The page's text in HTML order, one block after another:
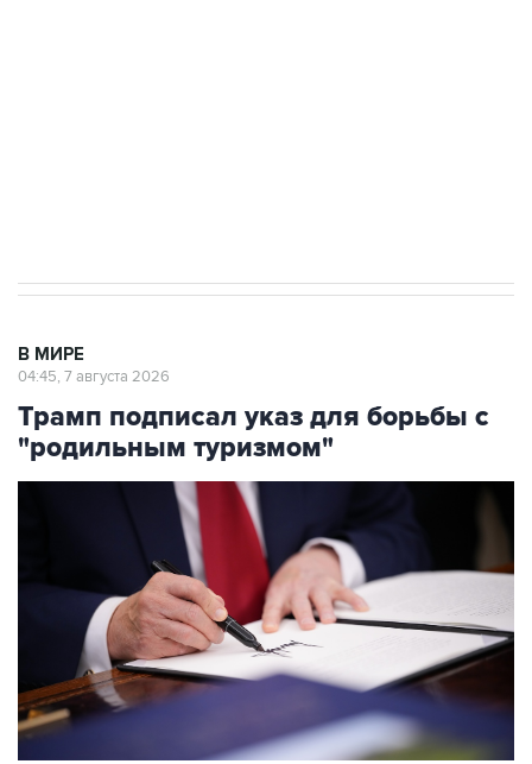
В МИРЕ
04:45, 7 августа 2026
Трамп подписал указ для борьбы с
"родильным туризмом"